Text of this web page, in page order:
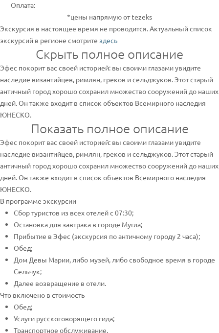
Оплата:
*цены напрямую от tezeks
Экскурсия в настоящее время не проводится. Актуальный список
экскурсий в регионе смотрите здесь
Скрыть полное описание
Эфес покорит вас своей историей: вы своими глазами увидите
наследие византийцев, римлян, греков и сельджуков. Этот старый
античный город хорошо сохранил множество сооружений до наших
дней. Он также входит в список объектов Всемирного наследия
ЮНЕСКО.
Показать полное описание
Эфес покорит вас своей историей: вы своими глазами увидите
наследие византийцев, римлян, греков и сельджуков. Этот старый
античный город хорошо сохранил множество сооружений до наших
дней. Он также входит в список объектов Всемирного наследия
ЮНЕСКО.
В программе экскурсии
Сбор туристов из всех отелей с 07:30;
Остановка для завтрака в городе Мугла;
Прибытие в Эфес (экскурсия по античному городу 2 часа);
Обед;
Дом Девы Марии, либо музей, либо свободное время в городе
Сельчук;
Далее возвращение в отели.
Что включено в стоимость
Обед;
Услуги русскоговорящего гида;
Транспортное обслуживание.